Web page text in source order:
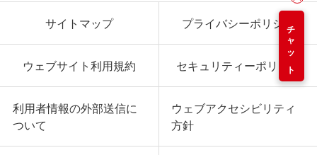
チャット
サイトマップ プライバシーポリシー
ウェブサイト利用規約 セキュリティーポリシー
利用者情報の外部送信に
ついて
ウェブアクセシビリティ
方針